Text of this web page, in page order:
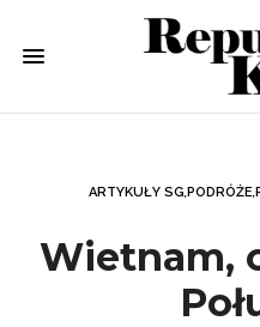
ARTYKUŁY SG,PODRÓŻE,
Wietnam,